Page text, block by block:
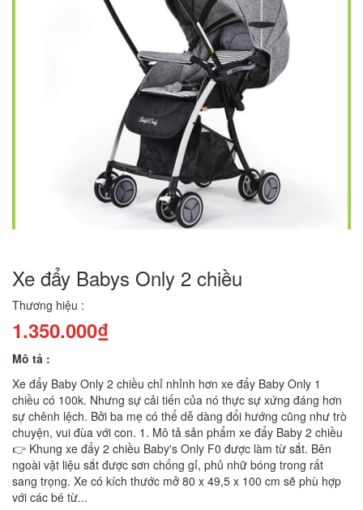
Xe đẩy Babys Only 2 chiều
Thương hiệu :
1.350.000₫
Mô tả :
Xe đẩy Baby Only 2 chiều chỉ nhỉnh hơn xe đẩy Baby Only 1
chiều có 100k. Nhưng sự cải tiến của nó thực sự xứng đáng hơn
sự chênh lệch. Bởi ba mẹ có thể dễ dàng đổi hướng cũng như trò
chuyện, vui đùa với con. 1. Mô tả sản phẩm xe đẩy Baby 2 chiều
👉 Khung xe đẩy 2 chiều Baby's Only F0 được làm từ sắt. Bên
ngoài vật liệu sắt được sơn chống gỉ, phủ nhữ bóng trong rất
sang trọng. Xe có kích thước mở 80 x 49,5 x 100 cm sẽ phù hợp
với các bé từ...